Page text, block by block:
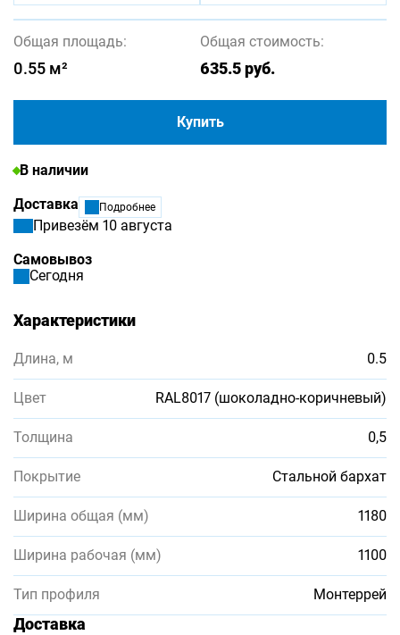
Общая площадь:
0.55 м²
Общая стоимость:
635.5руб.
Купить
В наличии
Доставка
Подробнее
Привезём 10 августа
Самовывоз
Сегодня
Характеристики
Длина, м 0.5
Цвет RAL8017 (шоколадно-коричневый)
Толщина 0,5
Покрытие Стальной бархат
Ширина общая (мм) 1180
Ширина рабочая (мм) 1100
Тип профиля Монтеррей
Доставка